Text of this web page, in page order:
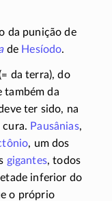
da punição de
de Hesíodo.
da terra), do
também da
ter sido, na
cura. Pausânias,
, um dos
gigantes, todos
inferior do
o próprio